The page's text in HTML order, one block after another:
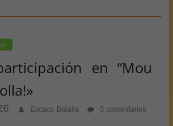
en “Mou
Escacs Balafia
0 comentarios